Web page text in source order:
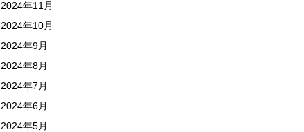
2024年11月
2024年10月
2024年9月
2024年8月
2024年7月
2024年6月
2024年5月